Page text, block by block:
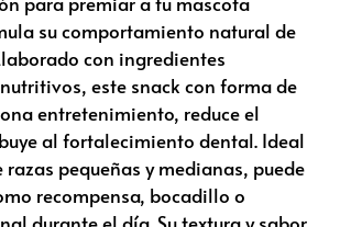
su comportamiento natural de
con ingredientes
este snack con forma de
entretenimiento, reduce el
al fortalecimiento dental. Ideal
razas pequeñas y medianas, puede
recompensa, bocadillo o